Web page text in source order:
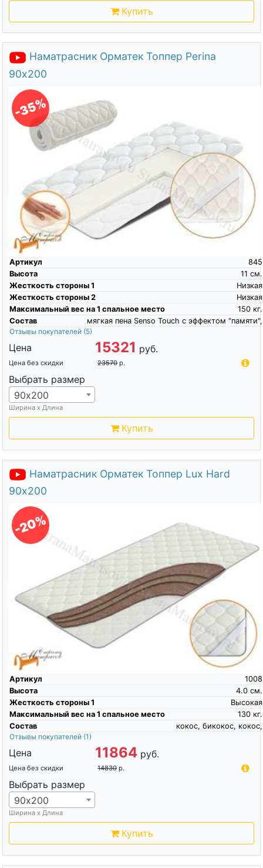
Купить
Наматрасник Орматек Топпер Perina
90х200
-35%
Артикул
845
Высота
см.
11
Жесткость стороны 1
Низкая
Жесткость стороны 2
Низкая
Максимальный вес на 1 спальное место
кг.
150
Состав
мягкая пена Senso Touch c эффектом "памяти",
Отзывы покупателей (5)
Цена 15321 руб.
Цена без скидки 23570 р.
Выбрать размер
90х200
Ширина х Длина
Купить
Наматрасник Орматек Топпер Lux Hard
90х200
-20%
Артикул
1008
Высота
см.
4.0
Жесткость стороны 1
Высокая
Максимальный вес на 1 спальное место
кг.
130
Состав
кокос, бикокос, кокос,
Отзывы покупателей (1)
Цена 11864 руб.
Цена без скидки 14830 р.
Выбрать размер
90х200
Ширина х Длина
Купить